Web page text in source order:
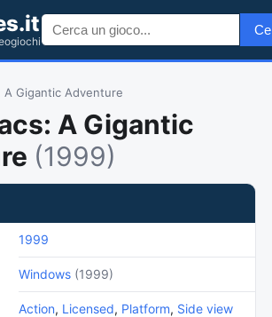
A Gigantic Adventure
A Gigantic
(1999)
1999
Windows (1999)
Action, Licensed, Platform, Side view